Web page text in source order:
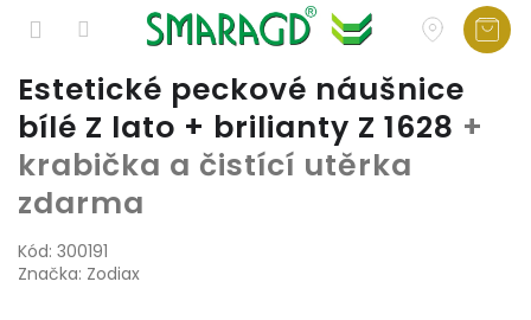
Přejít
obsah
Estetické peckové náušnice
bílé Z lato + brilianty Z 1628 +
krabička a čistící utěrka
zdarma
Kód: 300191
Značka: Zodiax